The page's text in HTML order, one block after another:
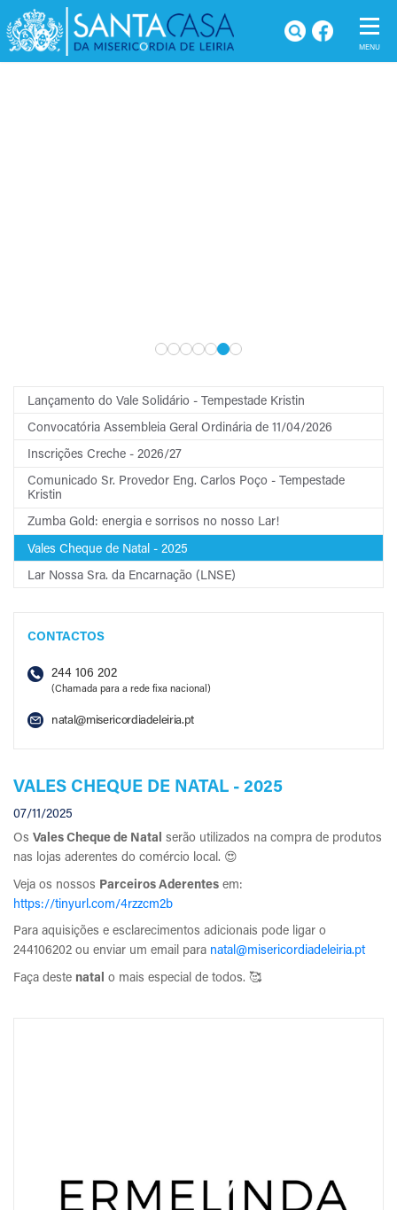
Lançamento do Vale Solidário - Tempestade Kristin
Convocatória Assembleia Geral Ordinária de 11/04/2026
Inscrições Creche - 2026/27
Comunicado Sr. Provedor Eng. Carlos Poço - Tempestade
Kristin
Zumba Gold: energia e sorrisos no nosso Lar!
Vales Cheque de Natal - 2025
Lar Nossa Sra. da Encarnação (LNSE)
CONTACTOS
244 106 202
(Chamada para a rede fixa nacional)
natal@misericordiadeleiria.pt
VALES CHEQUE DE NATAL - 2025
07/11/2025
Os Vales Cheque de Natal serão utilizados na compra de produtos
nas lojas aderentes do comércio local. 😍
Veja os nossos Parceiros Aderentes em:
https://tinyurl.com/4rzzcm2b
Para aquisições e esclarecimentos adicionais pode ligar o
244106202 ou enviar um email para natal@misericordiadeleiria.pt
Faça deste natal o mais especial de todos. 🥰